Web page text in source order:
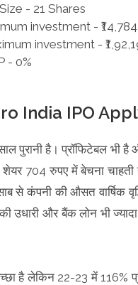
- 21 Shares
investment - ₹14,784
investment -
- 0%
India IPO
पुरानी है। प्रॉफिटेबल
शेयर 704 रुपए में बेचना
से कंपनी की औसत वार्षिक
की उधारी और बैंक लोन भी
है लेकिन 22-23 में 116%